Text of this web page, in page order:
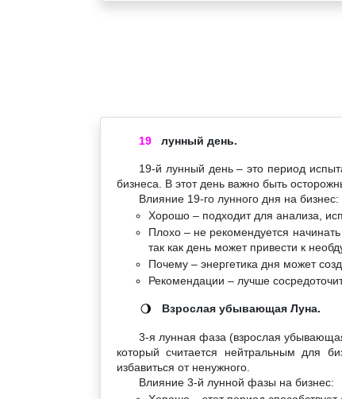
19 лунный день.
19-й лунный день – это период
бизнеса. В этот день важно быть
Влияние 19-го лунного дня на бизнес:
Хорошо – подходит для анализа,
Плохо – не рекомендуется
так как день может привести к
Почему – энергетика дня может
Рекомендации – лучше
🌖 Взрослая убывающая Луна.
3-я лунная фаза (взрослая
который считается нейтральным для
избавиться от ненужного.
Влияние 3-й лунной фазы на бизнес: